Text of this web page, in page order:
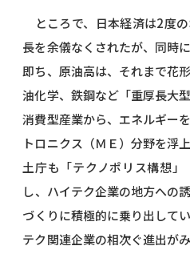
ところで、日本経済は2度
長を余儀なくされたが、同時
即ち、原油高は、それまで花
油化学、鉄鋼など「重厚長大
消費型産業から、エネルギー
トロニクス（ＭＥ）分野を浮
土庁も「テクノポリス構想
し、ハイテク企業の地方への
づくりに積極的に乗り出して
テク関連企業の相次ぐ進出が